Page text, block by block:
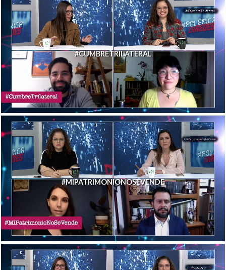
#CUMBRETRILATERAL
#MIPATRIMONIONOSEVENDE